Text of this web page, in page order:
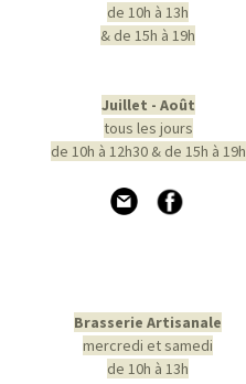
de 10h à 13h
& de 15h à 19h
Juillet - Août
tous les jours
de 10h à 12h30 & de 15h à 19h
Brasserie Artisanale
mercredi et samedi
de 10h à 13h